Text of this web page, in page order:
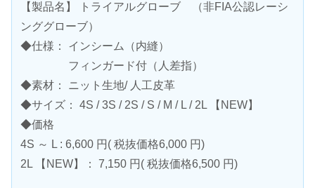
【製品名】 トライアルグローブ （非FIA公認レーシ
ンググローブ）
◆仕様： インシーム（内縫）
フィンガード付（人差指）
◆素材： ニット生地/ 人工皮革
◆サイズ： 4S / 3S / 2S / S / M / L / 2L 【NEW】
◆価格
4S ～ L : 6,600 円( 税抜価格6,000 円)
2L 【NEW】： 7,150 円( 税抜価格6,500 円)